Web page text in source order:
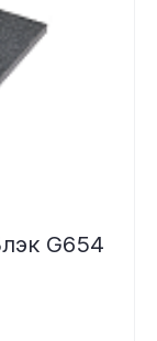
G654